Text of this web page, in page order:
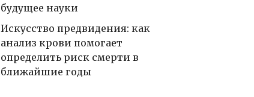
будущее науки
Искусство предвидения: как
анализ крови помогает
определить риск смерти в
ближайшие годы